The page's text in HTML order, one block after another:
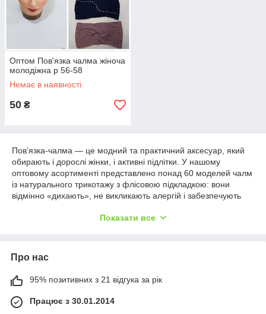
Оптом Пов'язка чалма жіноча
молодіжна р 56-58
Немає в наявності
50 ₴
Пов’язка-чалма — це модний та практичний аксесуар, який
обирають і дорослі жінки, і активні підлітки. У нашому
оптовому асортименті представлено понад 60 моделей чалм
із натурального трикотажу з флісовою підкладкою: вони
відмінно «дихають», не викликають алергій і забезпечують
трикотажу та регульованому крою, чалми повторюють
Ці пов’язки-чалми ідеально підходять для міжсезоння та
Тепло без обтяження:зовнішній шар із щільної
холоду та вологи.
Показати все
Про нас
95% позитивних з 21 відгука за рік
Працює з 30.01.2014